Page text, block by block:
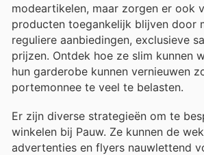
modeartikelen, maar zorgen er ook
producten toegankelijk blijven door
reguliere aanbiedingen, exclusieve
prijzen. Ontdek hoe ze slim kunnen
hun garderobe kunnen vernieuwen
portemonnee te veel te belasten.
Er zijn diverse strategieën om te
winkelen bij Pauw. Ze kunnen de
advertenties en flyers nauwlettend